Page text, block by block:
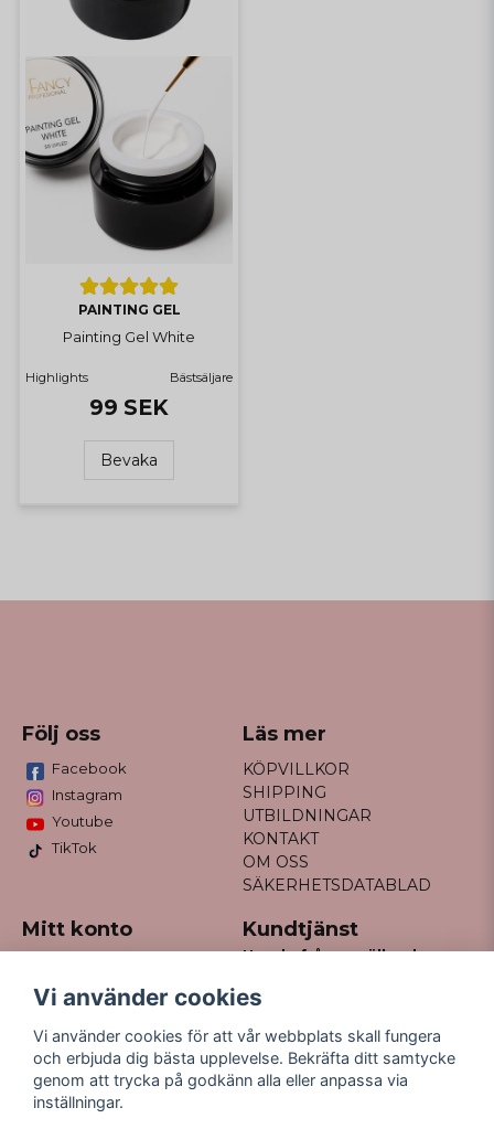
PAINTING GEL
Painting Gel White
Highlights Bästsäljare
99 SEK
Bevaka
Följ oss
Facebook
Instagram
Youtube
TikTok
Läs mer
KÖPVILLKOR
SHIPPING
UTBILDNINGAR
KONTAKT
OM OSS
SÄKERHETSDATABLAD
Mitt konto
Registrera dig
Glömt lösenord?
Kundtjänst
Har du frågor gällande
kontakt@missfancy.se
Vi använder cookies
Vi använder cookies för att vår webbplats skall fungera
och erbjuda dig bästa upplevelse. Bekräfta ditt samtycke
genom att trycka på godkänn alla eller anpassa via
inställningar.